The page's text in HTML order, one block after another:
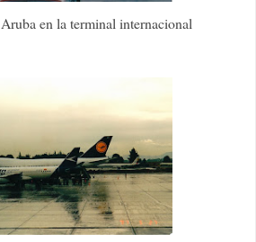
en la terminal internacional